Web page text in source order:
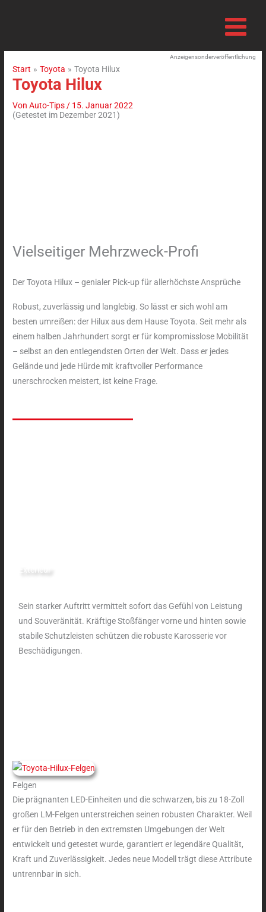
Anzeigensonderveröffentlichung
Start Toyota Toyota Hilux
Toyota Hilux
VonAuto-Tips / 15. Januar 2022
(Getestet im Dezember 2021)
Vielseitiger Mehrzweck-Profi
Der Toyota Hilux – genialer Pick-up für allerhöchste Ansprüche
Robust, zuverlässig und langlebig. So lässt er sich wohl am
besten umreißen: der Hilux aus dem Hause Toyota. Seit mehr als
einem halben Jahrhundert sorgt er für kompromisslose Mobilität
– selbst an den entlegendsten Orten der Welt. Dass er jedes
Gelände und jede Hürde mit kraftvoller Performance
unerschrocken meistert, ist keine Frage.
Exterieur
Sein starker Auftritt vermittelt sofort das Gefühl von Leistung
und Souveränität. Kräftige Stoßfänger vorne und hinten sowie
stabile Schutzleisten schützen die robuste Karosserie vor
Beschädigungen.
Felgen
Die prägnanten LED-Einheiten und die schwarzen, bis zu 18-Zoll
großen LM-Felgen unterstreichen seinen robusten Charakter. Weil
er für den Betrieb in den extremsten Umgebungen der Welt
entwickelt und getestet wurde, garantiert er legendäre Qualität,
Kraft und Zuverlässigkeit. Jedes neue Modell trägt diese Attribute
untrennbar in sich.